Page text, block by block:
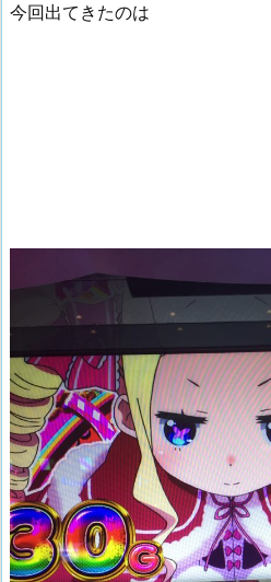
今回出てきたのは